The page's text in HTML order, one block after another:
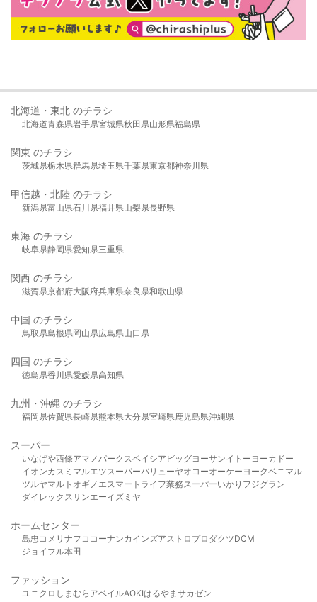
北海道・東北 のチラシ
北海道青森県岩手県宮城県秋田県山形県福島県
関東 のチラシ
茨城県栃木県群馬県埼玉県千葉県東京都神奈川県
甲信越・北陸 のチラシ
新潟県富山県石川県福井県山梨県長野県
東海 のチラシ
岐阜県静岡県愛知県三重県
関西 のチラシ
滋賀県京都府大阪府兵庫県奈良県和歌山県
中国 のチラシ
鳥取県島根県岡山県広島県山口県
四国 のチラシ
徳島県香川県愛媛県高知県
九州・沖縄 のチラシ
福岡県佐賀県長崎県熊本県大分県宮崎県鹿児島県沖縄県
スーパー
いなげや西條アマノパークスベイシア ビッグヨーサンイトーヨーカドー
イオンカスミ マルエツスーパーバリューヤオコーオーケー ヨークベニマル
ツルヤマルト オギノ エスマート ライフ業務スーパーいかり フジグラン
ダイレックスサンエーイズミヤ
ホームセンター
島忠 コメリ ナフコ コーナンカインズアストロプロダクツDCM
ジョイフル本田
ファッション
ユニクロ しまむら アベイルAOKIはるやま サカゼン